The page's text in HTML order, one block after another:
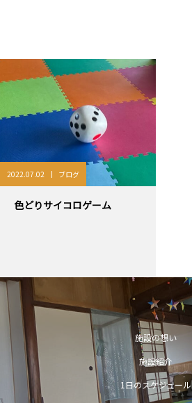
2022.07.02 ブログ
色どりサイコロゲーム
施設の想い
施設紹介
1日のスケジュール